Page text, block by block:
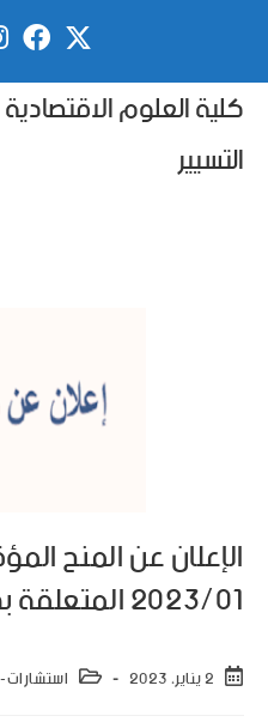
كلية العلوم
التسيير
الإعلان عن المنح
2023/01 المتعلقة بخدمة الحراسة والأمن
2 يناير، 2023